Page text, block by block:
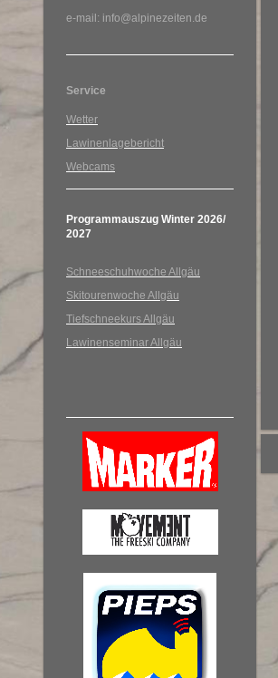
e-mail: info@alpinezeiten.de
Service
Wetter
Lawinenlagebericht
Webcams
Programmauszug Winter 2026/
2027
Schneeschuhwoche Allgäu
Skitourenwoche Allgäu
Tiefschneekurs Allgäu
Lawinenseminar Allgäu